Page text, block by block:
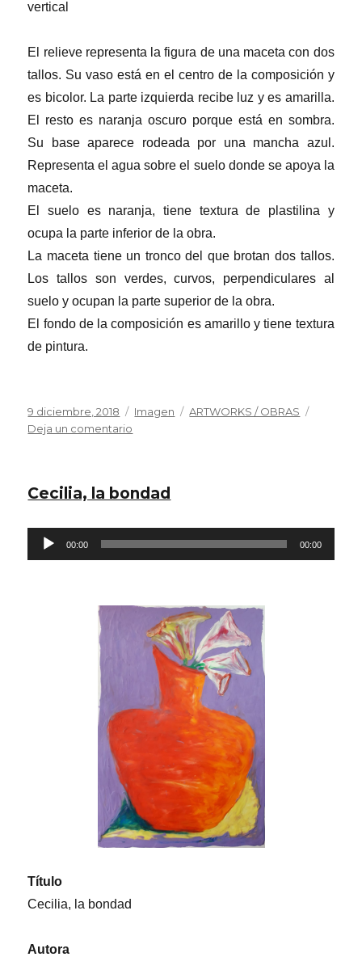
vertical
El relieve representa la figura de una maceta con dos
tallos. Su vaso está en el centro de la composición y
es bicolor. La parte izquierda recibe luz y es amarilla.
El resto es naranja oscuro porque está en sombra.
Su base aparece rodeada por una mancha azul.
Representa el agua sobre el suelo donde se apoya la
maceta.
El suelo es naranja, tiene textura de plastilina y
ocupa la parte inferior de la obra.
La maceta tiene un tronco del que brotan dos tallos.
Los tallos son verdes, curvos, perpendiculares al
suelo y ocupan la parte superior de la obra.
El fondo de la composición es amarillo y tiene textura
de pintura.
Publicado
el
9 diciembre, 2018 Formato
Imagen Categorías
ARTWORKS / OBRAS
Deja un comentario
alma
Cecilia, la bondad
Reproductor
de
00:00 00:00
Título
Cecilia, la bondad
Autora